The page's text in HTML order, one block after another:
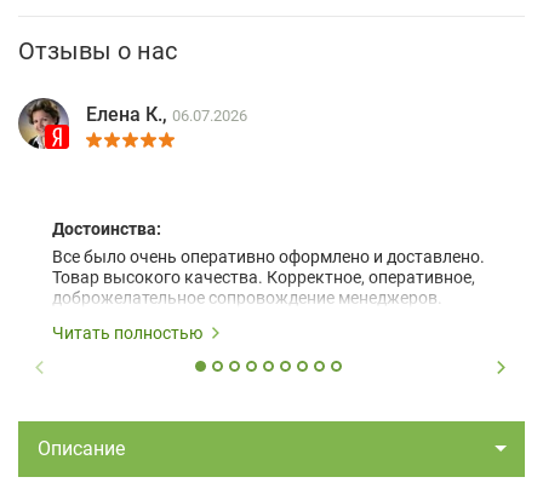
Отзывы о нас
Елена К., 06.07.2026
Достоинства:
Все было очень оперативно оформлено и доставлено.
Товар высокого качества. Корректное, оперативное,
доброжелательное сопровождение менеджеров.
Читать полностью
Описание